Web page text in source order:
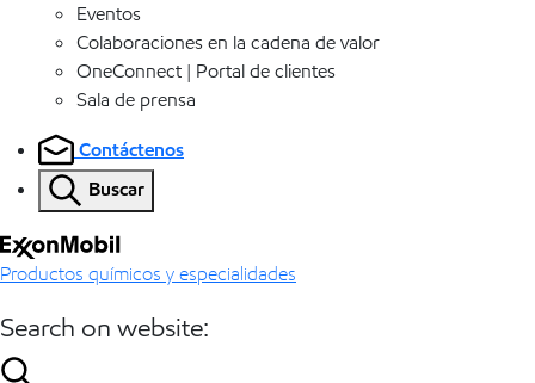
Eventos
Colaboraciones en la cadena de valor
OneConnect | Portal de clientes
Sala de prensa
Contáctenos
Buscar
Productos químicos y especialidades
Search on website: